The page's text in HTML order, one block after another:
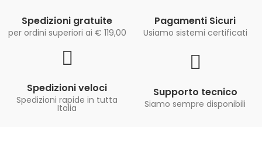
Spedizioni gratuite
per ordini superiori ai € 119,00
Pagamenti Sicuri
Usiamo sistemi certificati
Spedizioni veloci
Spedizioni rapide in tutta
Italia
Supporto tecnico
Siamo sempre disponibili